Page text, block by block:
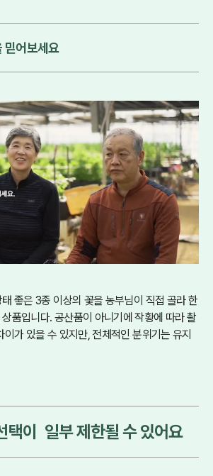
믿어보세요
좋은 3종 이상의 꽃을 농부님이 직접 골라 한
품입니다. 공산품이 아니기에 작황에 따라 촬
가 있을 수 있지만, 전체적인 분위기는 유지
이 일부 제한될 수 있어요